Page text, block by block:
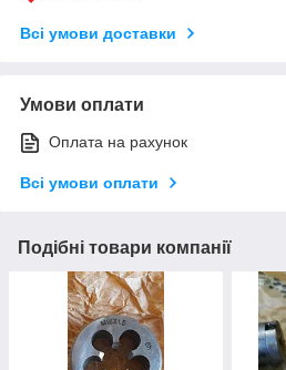
Всі умови доставки
Умови оплати
Оплата на рахунок
Всі умови оплати
Подібні товари компанії